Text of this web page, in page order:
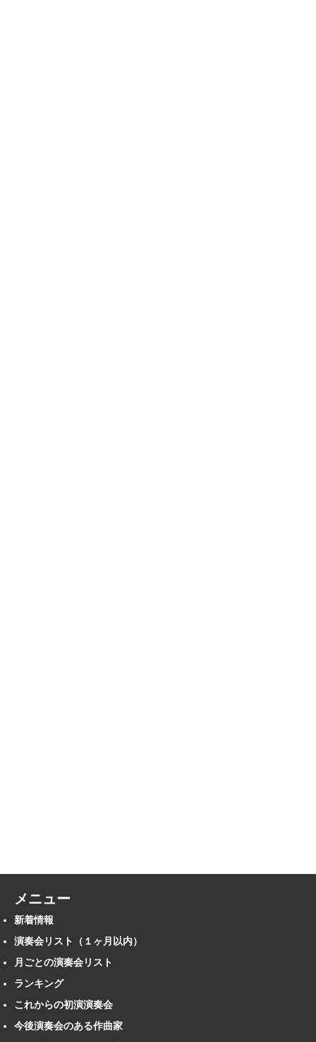
メニュー
新着情報
演奏会リスト（１ヶ月以内）
月ごとの演奏会リスト
ランキング
これからの初演演奏会
今後演奏会のある作曲家